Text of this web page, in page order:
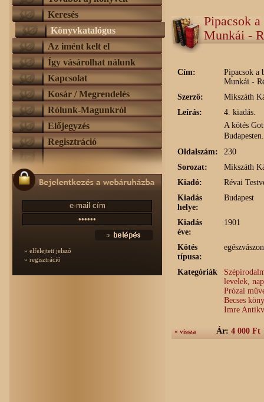
Keresés
Könyvkatalógus
Az imént kelt el
Így vásárolhat nálunk
Kapcsolat
Kosár / Megrendelés
Rólunk-Magunkról
Előjegyzés
Regisztráció
» elfelejtett jelszó
» regisztráció
Pipacsok
Munkái -
Cím:
Pipacsok a
Munkái -
Szerző:
Mikszáth
Leírás:
4. kiadás.
A kötés
Budapesten.
Oldalszám:
230
Sorozat:
Mikszáth
Kiadó:
Révai
Kiadás
helye:
Budapest
Kiadás
éve:
1901
Kötés
típusa:
Kategóriák
levelek,
Prózai
Becses
Imre
« vissza Ár: 4 000 Ft